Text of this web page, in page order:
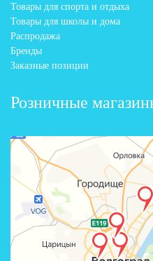
Товары для спорта и отдыха
Товары для школы и дома
Распродажа
Бренды
Заказные позиции
Розничные